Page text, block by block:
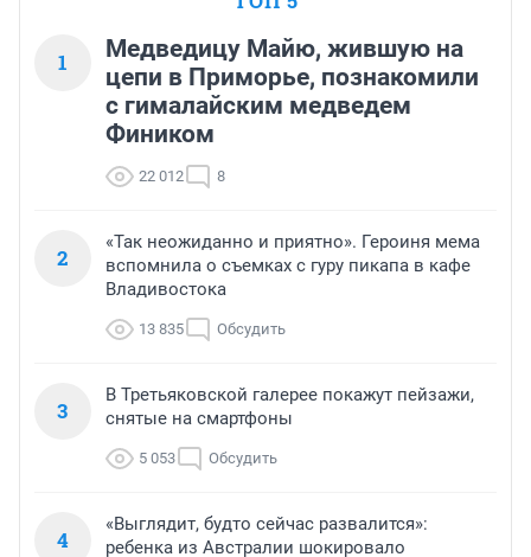
1
Медведицу Майю, жившую на
цепи в Приморье, познакомили
с гималайским медведем
Фиником
22 012 8
2
«Так неожиданно и приятно». Героиня мема
вспомнила о съемках с гуру пикапа в кафе
Владивостока
13 835 Обсудить
3
В Третьяковской галерее покажут пейзажи,
снятые на смартфоны
5 053 Обсудить
4
«Выглядит, будто сейчас развалится»:
ребенка из Австралии шокировало